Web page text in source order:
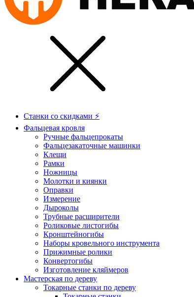
Станки со скидками ⚡
Фальцевая кровля
Ручные фальцепрокаты
Фальцезакаточные машинки
Клещи
Рамки
Ножницы
Молотки и киянки
Оправки
Измерение
Дыроколы
Трубные расширители
Роликовые листогибы
Кронштейногибы
Наборы кровельного инструмента
Прижимные ролики
Конвертогибы
Изготовление кляймеров
Мастерская по дереву
Токарные станки по дереву